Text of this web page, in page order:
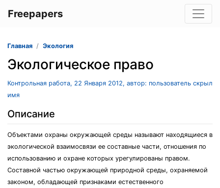
Freepapers
Главная Экология
Экологическое право
Контрольная работа, 22 Января 2012, автор: пользователь скрыл
имя
Описание
Объектами охраны окружающей среды называют находящиеся в
экологической взаимосвязи ее составные части, отношения по
использованию и охране которых урегулированы правом.
Составной частью окружающей природной среды, охраняемой
законом, обладающей признаками естественного